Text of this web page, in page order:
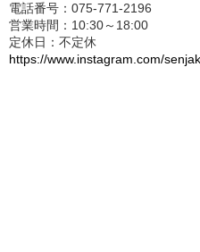
電話番号：075-771-2196
営業時間：10:30～18:00
定休日：不定休
https://www.instagram.com/